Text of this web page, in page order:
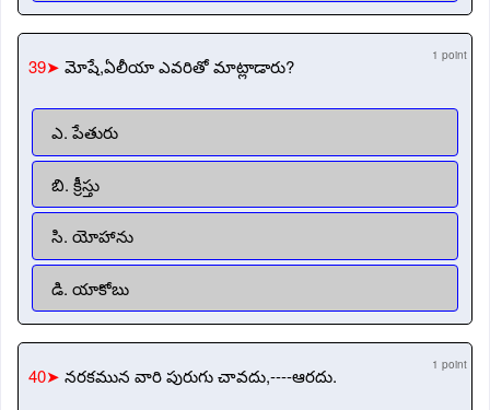
39➤ మోషే,ఏలీయా ఎవరితో మాట్లాడారు? 1 point
ఎ. పేతురు
బి. క్రీస్తు
సి. యోహాను
డి. యాకోబు
40➤ నరకమున వారి పురుగు చావదు,----ఆరదు. 1 point